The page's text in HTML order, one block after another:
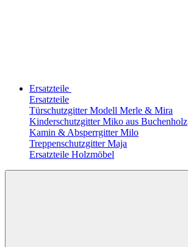
Ersatzteile
Ersatzteile
Türschutzgitter Modell Merle & Mira
Kinderschutzgitter Miko aus Buchenholz
Kamin & Absperrgitter Milo
Treppenschutzgitter Maja
Ersatzteile Holzmöbel